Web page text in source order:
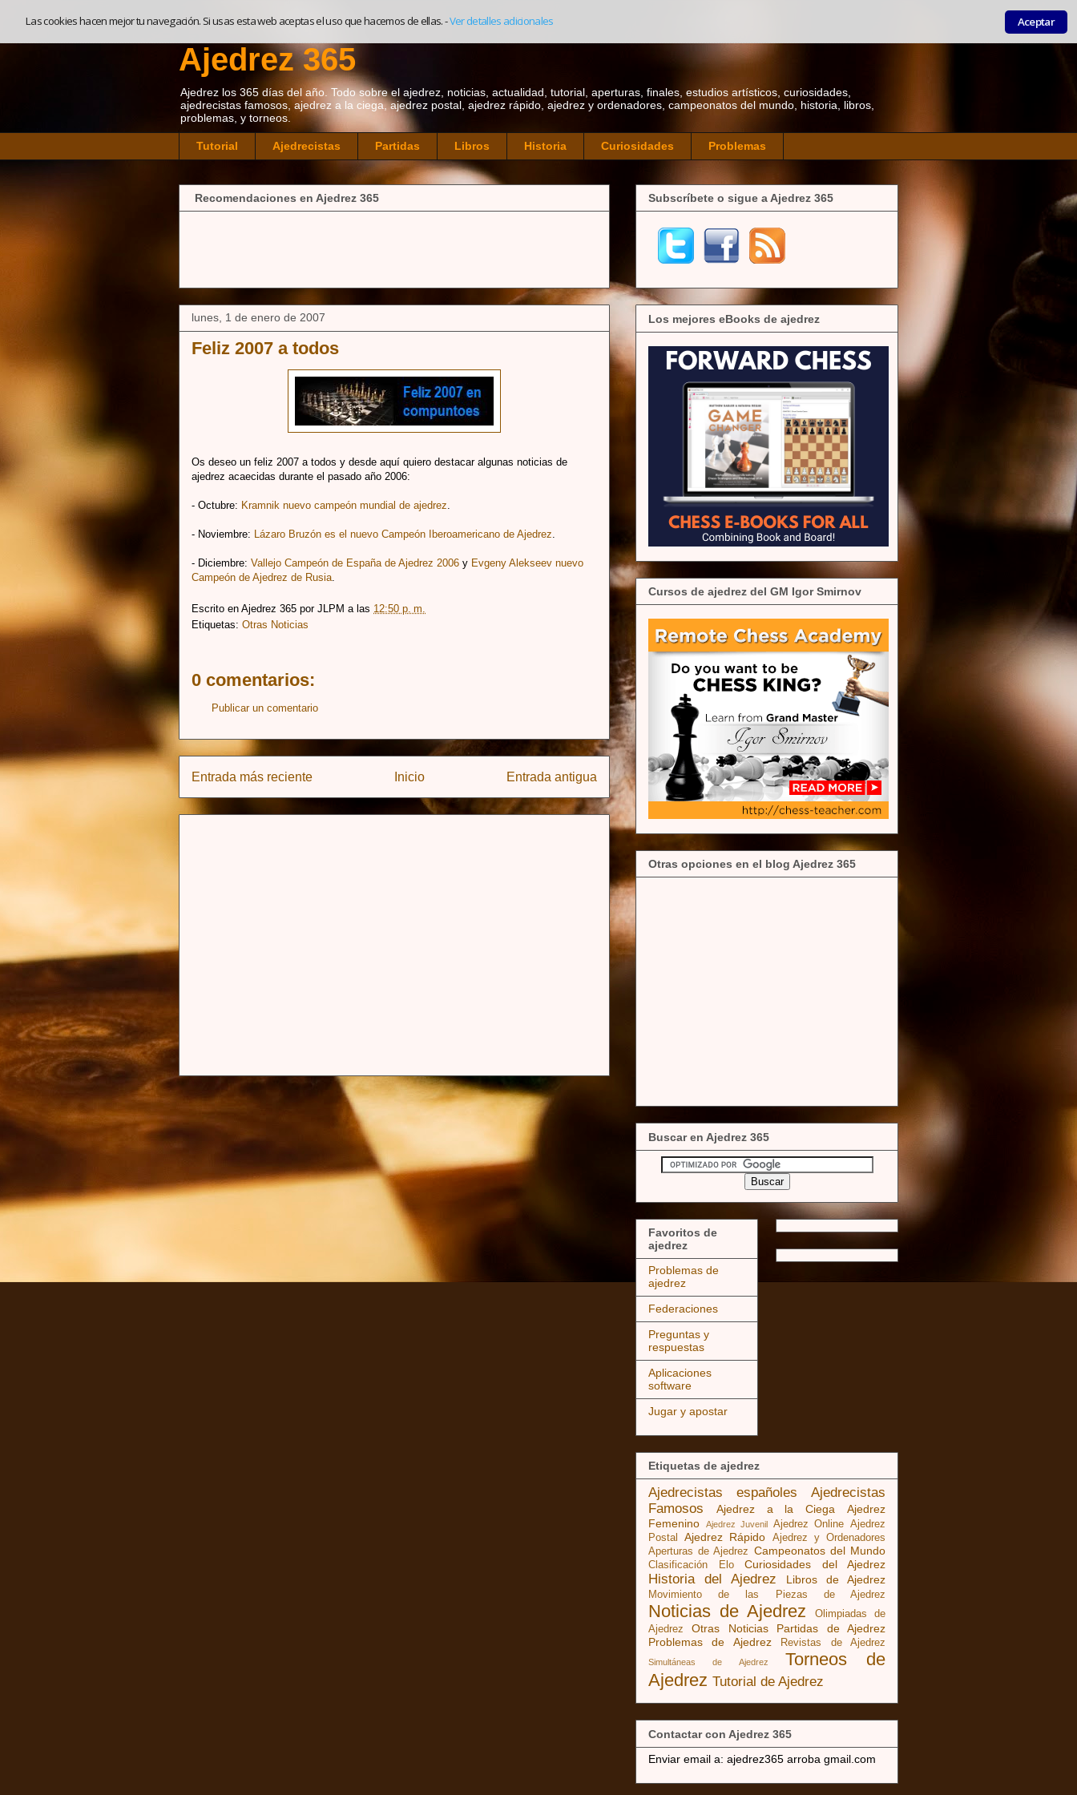
Las cookies hacen mejor tu navegación. Si usas esta web aceptas el uso que hacemos de ellas.-Ver detalles adicionales Aceptar
Ajedrez 365
Ajedrez los 365 días del año. Todo sobre el ajedrez, noticias, actualidad, tutorial, aperturas, finales, estudios artísticos, curiosidades,
ajedrecistas famosos, ajedrez a la ciega, ajedrez postal, ajedrez rápido, ajedrez y ordenadores, campeonatos del mundo, historia, libros,
problemas, y torneos.
Tutorial Ajedrecistas Partidas Libros Historia Curiosidades Problemas
Recomendaciones en Ajedrez 365
lunes, 1 de enero de 2007
Feliz 2007 a todos
Os deseo un feliz 2007 a todos y desde aquí quiero destacar algunas noticias de
ajedrez acaecidas durante el pasado año 2006:
- Octubre: Kramnik nuevo campeón mundial de ajedrez.
- Noviembre: Lázaro Bruzón es el nuevo Campeón Iberoamericano de Ajedrez.
- Diciembre: Vallejo Campeón de España de Ajedrez 2006 y Evgeny Alekseev nuevo
Campeón de Ajedrez de Rusia.
Escrito en Ajedrez 365 por JLPM a las 12:50 p. m.
Etiquetas: Otras Noticias
0 comentarios:
Publicar un comentario
Entrada más reciente Entrada antigua
Inicio
Subscríbete o sigue a Ajedrez 365
Los mejores eBooks de ajedrez
Cursos de ajedrez del GM Igor Smirnov
Otras opciones en el blog Ajedrez 365
Buscar en Ajedrez 365
Favoritos de
ajedrez
Problemas de
ajedrez
Federaciones
Preguntas y
respuestas
Aplicaciones
software
Jugar y apostar
Etiquetas de ajedrez
Ajedrecistas españoles
Ajedrecistas
Famosos
Ajedrez a la Ciega
Ajedrez
Femenino
Ajedrez Juvenil Ajedrez Online Ajedrez
Postal
Ajedrez Rápido
Ajedrez y Ordenadores
Aperturas de Ajedrez Campeonatos del Mundo
Clasificación Elo Curiosidades del Ajedrez
Historia del Ajedrez Libros de Ajedrez
Movimiento de las Piezas de Ajedrez
Noticias de Ajedrez
Olimpiadas de
Ajedrez
Otras Noticias
Partidas de Ajedrez
Problemas de Ajedrez
Revistas de Ajedrez
Simultáneas de Ajedrez
Torneos de
Ajedrez Tutorial de Ajedrez
Contactar con Ajedrez 365
Enviar email a: ajedrez365 arroba gmail.com